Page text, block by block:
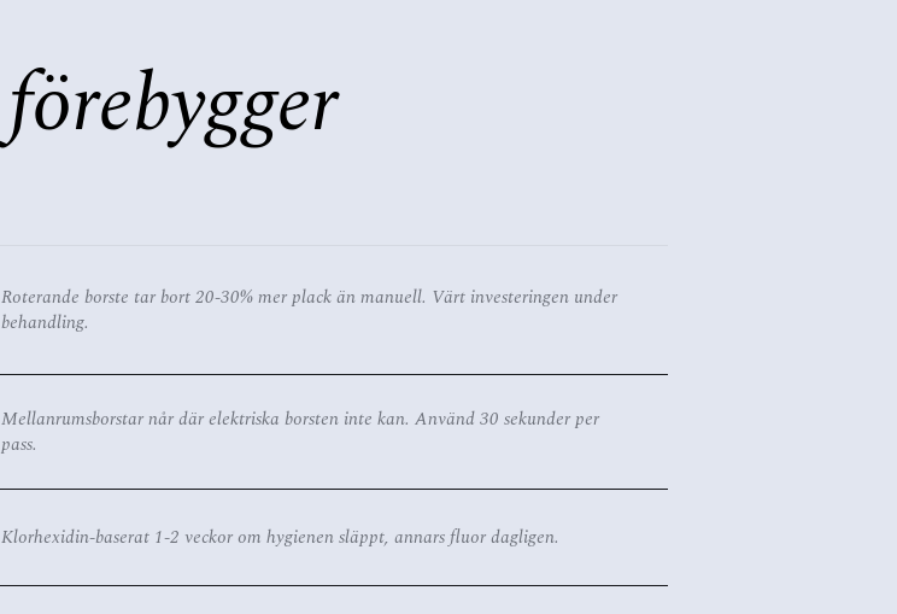
förebygger
Roterande borste tar bort 20-30% mer plack än manuell. Värt investeringen under
behandling.
Mellanrumsborstar når där elektriska borsten inte kan. Använd 30 sekunder per
pass.
Klorhexidin-baserat 1-2 veckor om hygienen släppt, annars fluor dagligen.